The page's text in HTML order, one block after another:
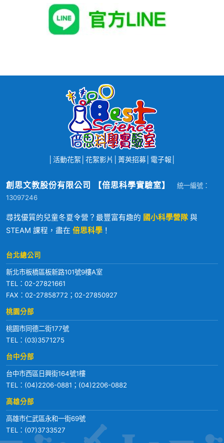
活動花絮 花絮影片 菁英招募│ 電子報
創思文教股份有限公司 【倍思科學實驗室】
統一編號：
13097246
尋找優質的兒童冬夏令營？最豐富有趣的 國小科學營隊 與
STEAM 課程，盡在 倍思科學 ！
台北總公司
新北市板橋區板新路101號9樓A室
TEL： 02-27821661
FAX：02-27858772；02-27850927
桃園分部
桃園市同德二街177號
TEL： (03)3571275
台中分部
台中市西區日興街164號1樓
TEL： (04)2206-0881 ； (04)2206-0882
高雄分部
高雄市仁武區永和一街69號
TEL： (07)3733527